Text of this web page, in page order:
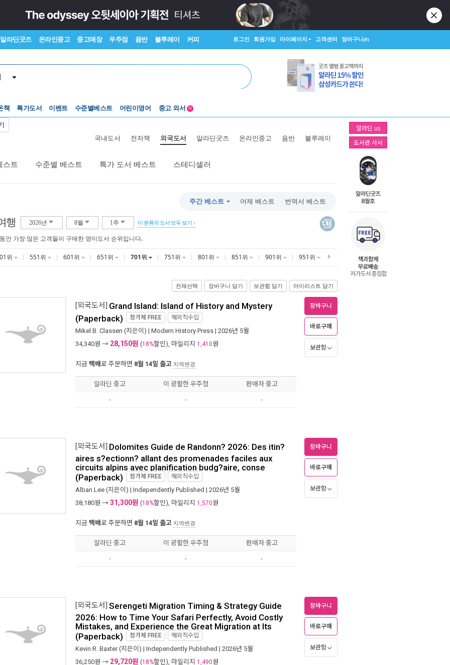
알라딘굿즈 온라인중고 중고매장 우주점 음반 블루레이 커피 로그인 회원가입 마이페이지 고객센터 장바구니(0)
책 특가도서 이벤트
수준별베스트
어린이영어
중고 외서
중고 외서
N
알라딘 us
도서관 사서
국내도서 전자책 외국도서 알라딘굿즈 온라인중고 음반 블루레이
스트 수준별 베스트 특가 도서 베스트 스테디셀러
주간 베스트 어제 베스트 번역서 베스트
행 2026년 8월 1주 이 분류의 도서 모두 보기
안 가장 많은 고객들이 구매한 영미도서 순위입니다.
위 551위 601위 651위 701위 751위 801위 851위 901위 951위
전체선택 장바구니 담기 보관함 담기 마이리스트 담기
[외국도서] Grand Island: Island of History and Mystery
(Paperback) 정가제 FREE 해외직수입
Mikel B. Classen (지은이) | Modern History Press | 2026년 5월
34,340원 → 28,150원 (18%할인), 마일리지 1,410원
지금 택배로 주문하면 8월 14일 출고 지역변경
장바구니
바로구매
보관함
알라딘 중고 이 광활한 우주점 판매자 중고
- - -
[외국도서] Dolomites Guide de Randonn? 2026: Des itin?
aires s?ectionn? allant des promenades faciles aux
circuits alpins avec planification budg?aire, conse
(Paperback)
정가제 FREE 해외직수입
Alban Lee (지은이) | Independently Published | 2026년 5월
38,180원 → 31,300원 (18%할인), 마일리지 1,570원
지금 택배로 주문하면 8월 14일 출고 지역변경
장바구니
바로구매
보관함
알라딘 중고 이 광활한 우주점 판매자 중고
- - -
[외국도서] Serengeti Migration Timing & Strategy Guide
2026: How to Time Your Safari Perfectly, Avoid Costly
Mistakes, and Experience the Great Migration at Its
(Paperback)
정가제 FREE 해외직수입
Kevin R. Baxter(지은이) | Independently Published | 2026년 5월
36,250원 → 29,720원 (18%할인), 마일리지 1,490원
장바구니
바로구매
보관함